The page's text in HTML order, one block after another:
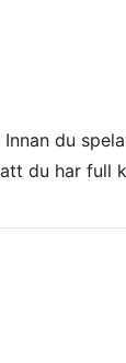
Innan du
att du har full